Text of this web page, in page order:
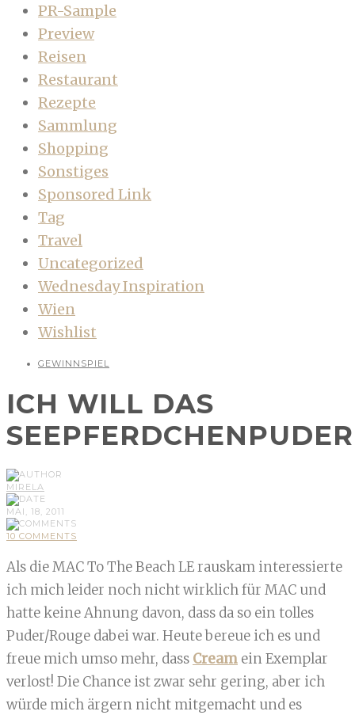
PR-Sample
Preview
Reisen
Restaurant
Rezepte
Sammlung
Shopping
Sonstiges
Sponsored Link
Tag
Travel
Uncategorized
Wednesday Inspiration
Wien
Wishlist
GEWINNSPIEL
ICH WILL DAS
MIRELA
MAI, 18, 2011
10 COMMENTS
Als die MAC To The Beach LE rauskam interessierte
ich mich leider noch nicht wirklich für MAC und
hatte keine Ahnung davon, dass da so ein tolles
Puder/Rouge dabei war. Heute bereue ich es und
freue mich umso mehr, dass Cream ein Exemplar
verlost! Die Chance ist zwar sehr gering, aber ich
würde mich ärgern nicht mitgemacht und es